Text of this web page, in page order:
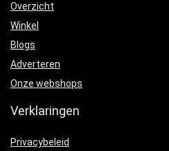
Overzicht
Winkel
Blogs
Adverteren
Onze webshops
Verklaringen
Privacybeleid